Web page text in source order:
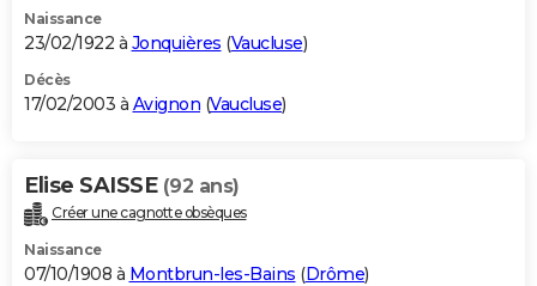
Naissance
23/02/1922 à Jonquières (Vaucluse)
Décès
17/02/2003 à Avignon (Vaucluse)
Elise SAISSE (92 ans)
Créer une cagnotte obsèques
Naissance
07/10/1908 à Montbrun-les-Bains (Drôme)